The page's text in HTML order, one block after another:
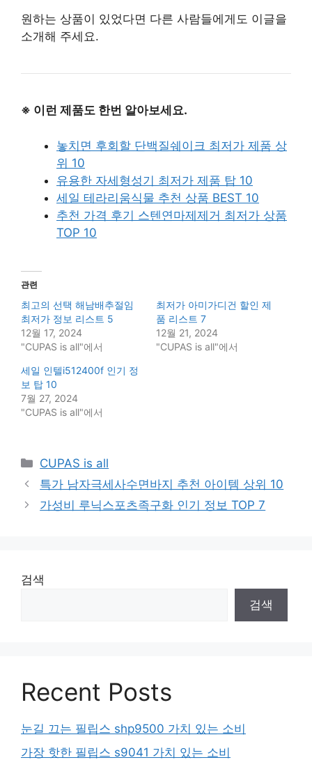
원하는 상품이 있었다면 다른 사람들에게도 이글을
소개해 주세요.
※ 이런 제품도 한번 알아보세요.
놓치면 후회할 단백질쉐이크 최저가 제품 상
위 10
유용한 자세형성기 최저가 제품 탑 10
세일 테라리움식물 추천 상품 BEST 10
추천 가격 후기 스텐연마제제거 최저가 상품
TOP 10
관련
최고의 선택 해남배추절임
최저가 정보 리스트 5
12월 17, 2024
"CUPAS is all"에서
최저가 아미가디건 할인 제
품 리스트 7
12월 21, 2024
"CUPAS is all"에서
세일 인텔i512400f 인기 정
보 탑 10
7월 27, 2024
"CUPAS is all"에서
Categories
CUPAS is all
특가 남자극세사수면바지 추천 아이템 상위 10
가성비 루닉스포츠족구화 인기 정보 TOP 7
검색
검색
Recent Posts
눈길 끄는 필립스 shp9500 가치 있는 소비
가장 핫한 필립스 s9041 가치 있는 소비